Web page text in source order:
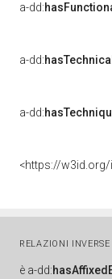
a-dd:
a-dd:
a-dd:
<https://
RELAZIONI INVERSE
è a-dd: